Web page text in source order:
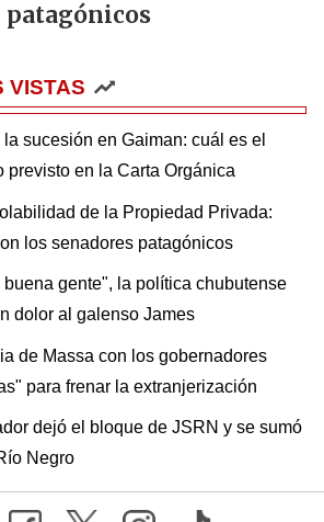
patagónicos
VISTAS
sucesión en Gaiman: cuál es el
previsto en la Carta Orgánica
de la Propiedad Privada:
los senadores patagónicos
gente", la política chubutense
dolor al galenso James
de Massa con los gobernadores
para frenar la extranjerización
dejó el bloque de JSRN y se sumó
Negro